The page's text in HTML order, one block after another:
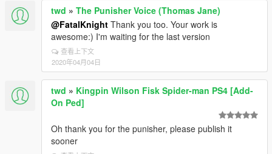
twd » The Punisher Voice (Thomas Jane)
@FatalKnight Thank you too. Your work is
awesome:) I'm waiting for the last version
查看上下文
2020年04月04日
twd » Kingpin Wilson Fisk Spider-man PS4 [Add-
On Ped]
Oh thank you for the punisher, please publish it
sooner